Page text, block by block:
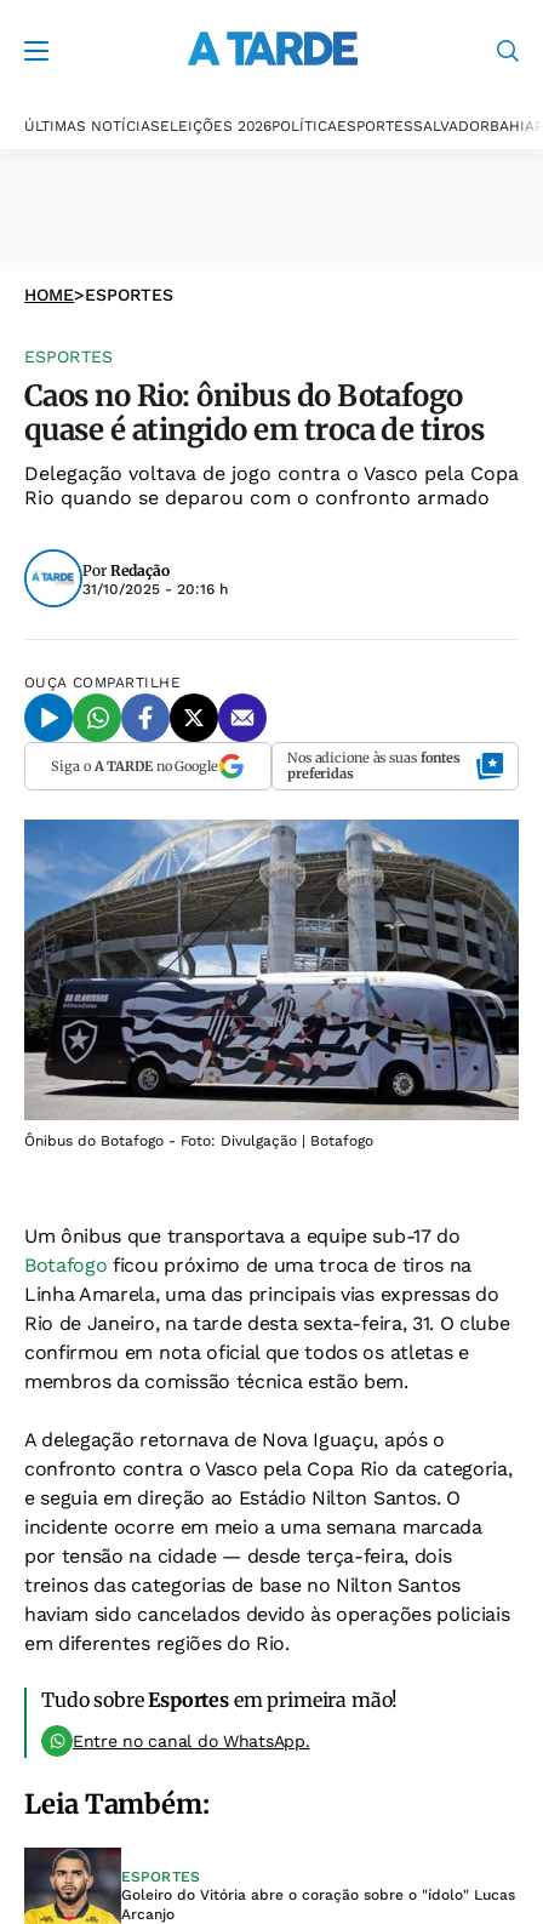
ÚLTIMAS NOTÍCIASELEIÇÕES 2026POLÍTICAESPORTESSALVADORBAHIA
HOME>ESPORTES
ESPORTES
Caos no Rio: ônibus do Botafogo
quase é atingido em troca de tiros
Delegação voltava de jogo contra o Vasco pela Copa
Rio quando se deparou com o confronto armado
Por Redação
31/10/2025 - 20:16 h
OUÇA COMPARTILHE
Siga o A TARDEno Google Nos adicione às suas fontes
preferidas
Ônibus do Botafogo - Foto: Divulgação | Botafogo
Um ônibus que transportava a equipe sub-17 do
Botafogo ficou próximo de uma troca de tiros na
Linha Amarela, uma das principais vias expressas do
Rio de Janeiro, na tarde desta sexta-feira, 31. O clube
confirmou em nota oficial que todos os atletas e
membros da comissão técnica estão bem.
A delegação retornava de Nova Iguaçu, após o
confronto contra o Vasco pela Copa Rio da categoria,
e seguia em direção ao Estádio Nilton Santos. O
incidente ocorre em meio a uma semana marcada
por tensão na cidade — desde terça-feira, dois
treinos das categorias de base no Nilton Santos
haviam sido cancelados devido às operações policiais
em diferentes regiões do Rio.
Tudo sobreEsportesem primeira mão!
Entre no canal do WhatsApp.
Leia Também:
ESPORTES
Goleiro do Vitória abre o coração sobre o "ídolo" Lucas
Arcanjo